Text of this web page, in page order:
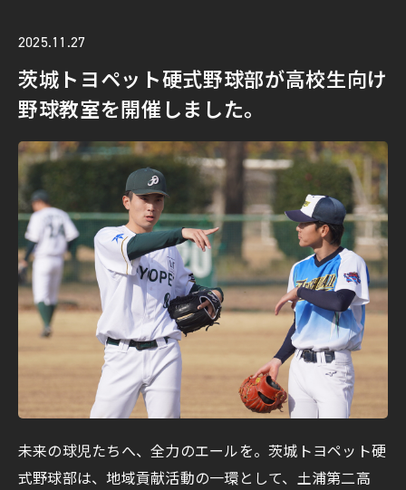
2025.11.27
茨城トヨペット硬式野球部が高校生向け
野球教室を開催しました。
未来の球児たちへ、全力のエールを。茨城トヨペット硬
式野球部は、地域貢献活動の一環として、土浦第二高